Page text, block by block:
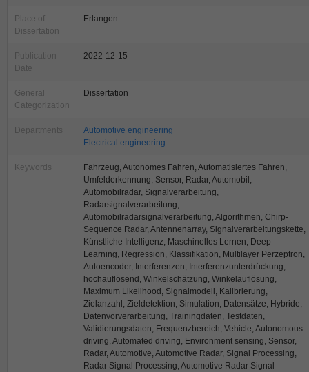
Place of
Dissertation
Erlangen
Publication
Date
2022-12-15
General
Categorization
Dissertation
Departments
Automotive engineering
Electrical engineering
Keywords
Fahrzeug, Autonomes Fahren, Automatisiertes Fahren,
Umfelderkennung, Sensor, Radar, Automobil,
Automobilradar, Signalverarbeitung,
Radarsignalverarbeitung,
Automobilradarsignalverarbeitung, Algorithmen, Chirp-
Sequence Radar, Antennenarray, Signalverarbeitungskette,
Künstliche Intelligenz, Maschinelles Lernen, Deep
Learning, Regression, Klassifikation, Multilayer Perzeptron,
Autoencoder, Interferenzen, Interferenzunterdrückung,
hochauflösend, Winkelschätzung, Winkelauflösung,
Maximum Likelihood, Signalmodell, Kalibrierung,
Zielanzahl, Zieldetektion, Simulation, Datensätze, Hybride,
Datenvorverarbeitung, Trainingdaten, Testdaten,
Validierungsdaten, Frequenzbereich, Vehicle, Autonomous
driving, Automated driving, Environment sensing, Sensor,
Radar, Automotive, Automotive Radar, Signal Processing,
Radar Signal Processing, Automotive Radar Signal